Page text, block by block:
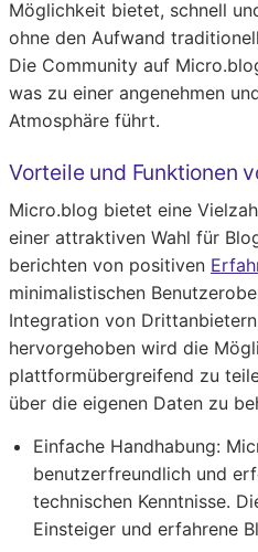
Möglichkeit bietet, schnell
ohne den Aufwand
Die Community auf
was zu einer angenehmen
Atmosphäre führt.
Vorteile und Funktionen
Micro.blog bietet eine
einer attraktiven Wahl für
berichten von positiven
minimalistischen
Integration von
hervorgehoben wird die
plattformübergreifend zu
über die eigenen Daten zu
Einfache Handhabung:
benutzerfreundlich und
technischen Kenntnisse.
Einsteiger und erfahrene